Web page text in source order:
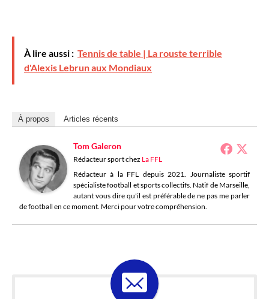
À lire aussi : Tennis de table | La rouste terrible
d'Alexis Lebrun aux Mondiaux
À propos Articles récents
Tom Galeron
Rédacteur sportchez La FFL
Rédacteur à la FFL depuis 2021. Journaliste sportif
spécialiste football et sports collectifs. Natif de Marseille,
autant vous dire qu'il est préférable de ne pas me parler
de football en ce moment. Merci pour votre compréhension.